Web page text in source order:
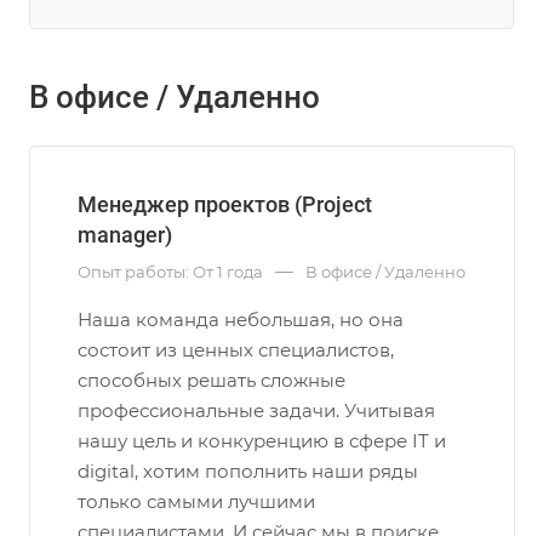
В офисе / Удаленно
Менеджер проектов (Project
manager)
Опыт работы: От 1 года — В офисе / Удаленно
Наша команда небольшая, но она
состоит из ценных специалистов,
способных решать сложные
профессиональные задачи. Учитывая
нашу цель и конкуренцию в сфере IT и
digital, хотим пополнить наши ряды
только самыми лучшими